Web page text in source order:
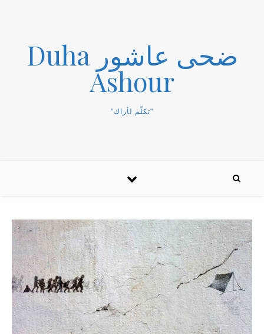
ضحى عاشور Duha
Ashour
"تكلّم لأراك"